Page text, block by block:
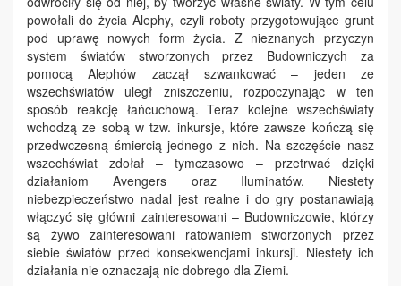
powołali do życia Alephy, czyli roboty przygotowujące grunt
pod uprawę nowych form życia. Z nieznanych przyczyn
system światów stworzonych przez Budowniczych za
pomocą Alephów zaczął szwankować – jeden ze
wszechświatów uległ zniszczeniu, rozpoczynając w ten
sposób reakcję łańcuchową. Teraz kolejne wszechświaty
wchodzą ze sobą w tzw. inkursje, które zawsze kończą się
przedwczesną śmiercią jednego z nich. Na szczęście nasz
wszechświat zdołał – tymczasowo – przetrwać dzięki
działaniom Avengers oraz Iluminatów. Niestety
niebezpieczeństwo nadal jest realne i do gry postanawiają
włączyć się główni zainteresowani – Budowniczowie, którzy
są żywo zainteresowani ratowaniem stworzonych przez
siebie światów przed konsekwencjami inkursji. Niestety ich
działania nie oznaczają nic dobrego dla Ziemi.